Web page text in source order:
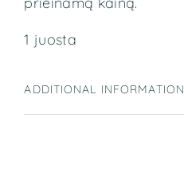
1 juosta
ADDITIONAL INFORMATION